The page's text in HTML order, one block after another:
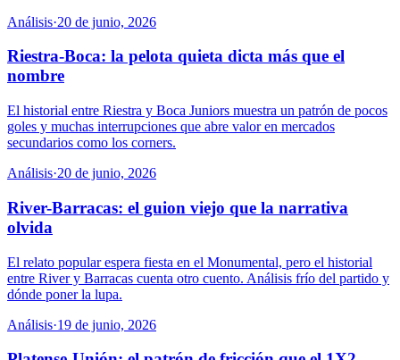
Análisis·20 de junio, 2026
Riestra-Boca: la pelota quieta dicta más que el
nombre
El historial entre Riestra y Boca Juniors muestra un patrón de pocos
goles y muchas interrupciones que abre valor en mercados
secundarios como los corners.
Análisis·20 de junio, 2026
River-Barracas: el guion viejo que la narrativa
olvida
El relato popular espera fiesta en el Monumental, pero el historial
entre River y Barracas cuenta otro cuento. Análisis frío del partido y
dónde poner la lupa.
Análisis·19 de junio, 2026